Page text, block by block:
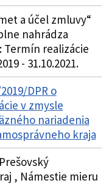
a účel zmluvy“
nahrádza
realizácie
- 31.10.2021.
DPR o
v zmysle
nariadenia
kraja
, Námestie mieru